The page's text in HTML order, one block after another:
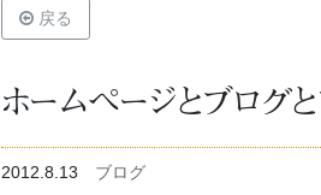
戻る
ホームページとブログと
2012.8.13 ブログ